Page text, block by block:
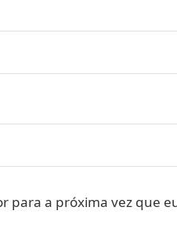
para a próxima vez que